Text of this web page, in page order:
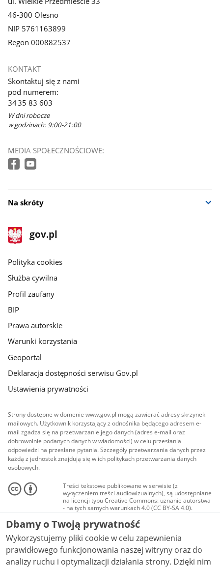
46-300 Olesno
NIP 5761163899
Regon 000882537
KONTAKT
Skontaktuj się z nami
pod numerem:
34 35 83 603
W dni robocze
w godzinach: 9:00-21:00
MEDIA SPOŁECZNOŚCIOWE:
Na skróty
stopka
gov.pl
Strona
gov.pl
gov.pl
Polityka cookies
Służba cywilna
Profil zaufany
BIP
Prawa autorskie
Warunki korzystania
Geoportal
Deklaracja dostępności serwisu Gov.pl
Ustawienia prywatności
Strony dostępne w domenie www.gov.pl mogą zawierać adresy skrzynek
mailowych. Użytkownik korzystający z odnośnika będącego adresem e-
mail zgadza się na przetwarzanie jego danych (adres e-mail oraz
dobrowolnie podanych danych w wiadomości) w celu przesłania
odpowiedzi na przesłane pytania. Szczegóły przetwarzania danych przez
każdą z jednostek znajdują się w ich politykach przetwarzania danych
osobowych.
Treści tekstowe publikowane w serwisie (z
wyłączeniem treści audiowizualnych), są udostępniane
na licencji typu Creative Commons: uznanie autorstwa
- na tych samych warunkach 4.0 (CC BY-SA 4.0).
Materiały audiowizualne, w tym zdjęcia, materiały
audio i wideo, są udostępniane na licencji typu
Creative Commons: uznanie autorstwa użycie
niekomercyjne - bez utworów zależnych 4.0 (CC BY-
NC-ND 4.0), o ile nie jest to stwierdzone inaczej.
Dbamy o Twoją prywatność
Wykorzystujemy pliki cookie w celu zapewnienia
prawidłowego funkcjonowania naszej witryny oraz do
analizy ruchu i optymalizacji działania strony. Dzięki nim